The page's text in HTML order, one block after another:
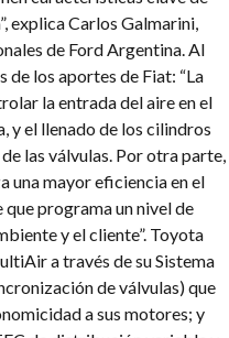
explica Carlos Galmarini,
de Ford Argentina. Al
de los aportes de Fiat: “La
la entrada del aire en el
y el llenado de los cilindros
las válvulas. Por otra parte,
una mayor eficiencia en el
programa un nivel de
y el cliente”. Toyota
a través de su Sistema
de válvulas) que
a sus motores; y